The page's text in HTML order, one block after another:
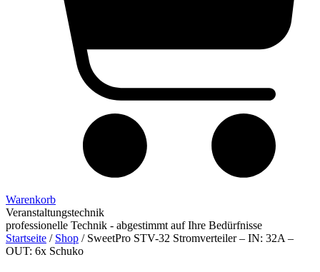
Warenkorb
Veranstaltungstechnik
professionelle Technik - abgestimmt auf Ihre Bedürfnisse
Startseite / Shop / SweetPro STV-32 Stromverteiler – IN: 32A –
OUT: 6x Schuko